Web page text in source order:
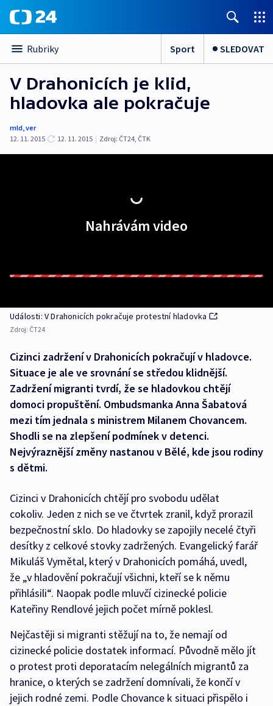
Rubriky Sport SLEDOVAT
V Drahonicích je klid,
hladovka ale pokračuje
mld,ver
12. 11. 2015
12. 11. 2015 | Zdroj: ČT24, ČTK
Nahrávám video
Události: V Drahonicích pokračuje protestní hladovka
Zdroj: ČT24
Cizinci zadržení v Drahonicích pokračují v hladovce.
Situace je ale ve srovnání se středou klidnější.
Zadržení migranti tvrdí, že se hladovkou chtějí
domoci propuštění. Ombudsmanka Anna Šabatová
mezi tím jednala s ministrem Milanem Chovancem.
Shodli se na zlepšení podmínek v detenci.
Nejvýraznější změny nastanou v Bělé, kde jsou rodiny
s dětmi.
Cizinci v Drahonicích chtějí pro svobodu udělat
cokoliv. Jeden z nich se ve čtvrtek zranil, když prorazil
bezpečnostní sklo. Do hladovky se zapojily necelé čtyři
desítky z celkové stovky zadržených. Evangelický farář
Mikuláš Vymětal, který v Drahonicích pomáhá, uvedl,
že „v hladovění pokračují všichni, kteří se k němu
přihlásili“. Naopak podle mluvčí cizinecké policie
Kateřiny Rendlové jejich počet mírně poklesl.
Nejčastěji si migranti stěžují na to, že nemají od
cizinecké policie dostatek informací. Původně mělo jít
o protest proti deporatacím nelegálních migrantů za
hranice, o kterých se zadržení domnívali, že končí v
jejich rodné zemi. Podle Chovance k situaci přispělo i